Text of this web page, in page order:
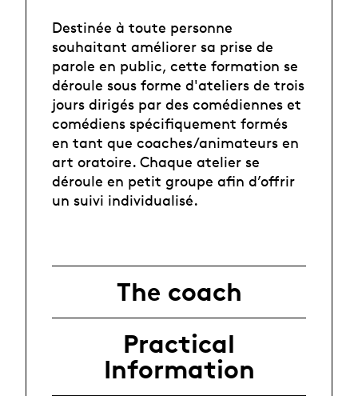
Destinée à toute personne
souhaitant améliorer sa prise de
parole en public, cette formation se
déroule sous forme d'ateliers de trois
jours dirigés par des comédiennes et
comédiens spécifiquement formés
en tant que coaches/animateurs en
art oratoire. Chaque atelier se
déroule en petit groupe afin d’offrir
un suivi individualisé.
The coach
Practical
Information